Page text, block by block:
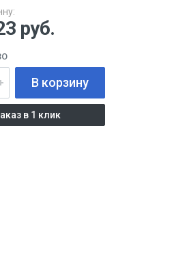
руб.
В корзину
в 1 клик